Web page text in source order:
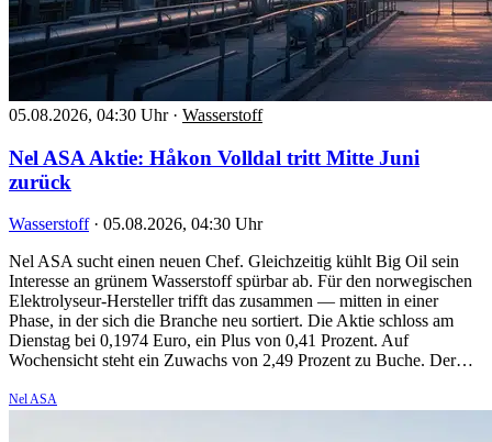
05.08.2026, 04:30 Uhr · Wasserstoff
Nel ASA Aktie: Håkon Volldal tritt Mitte Juni
zurück
Wasserstoff · 05.08.2026, 04:30 Uhr
Nel ASA sucht einen neuen Chef. Gleichzeitig kühlt Big Oil sein
Interesse an grünem Wasserstoff spürbar ab. Für den norwegischen
Elektrolyseur-Hersteller trifft das zusammen — mitten in einer
Phase, in der sich die Branche neu sortiert. Die Aktie schloss am
Dienstag bei 0,1974 Euro, ein Plus von 0,41 Prozent. Auf
Wochensicht steht ein Zuwachs von 2,49 Prozent zu Buche. Der…
Nel ASA